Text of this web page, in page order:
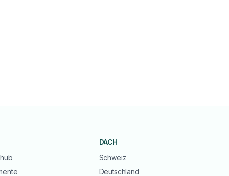
DACH
Schweiz
Deutschland